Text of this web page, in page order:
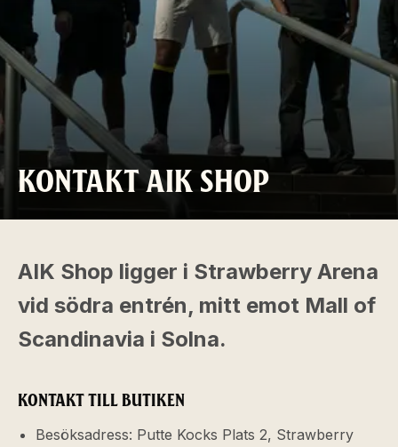
KONTAKT AIK SHOP
AIK Shop ligger i Strawberry Arena
vid södra entrén, mitt emot Mall of
Scandinavia i Solna.
KONTAKT TILL BUTIKEN
Besöksadress: Putte Kocks Plats 2, Strawberry